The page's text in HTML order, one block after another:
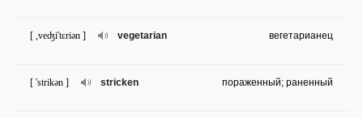
vegetarian
[ ,veʤi'tɛriən ] вегетарианец
stricken
[ 'strikən ] пораженный; раненный